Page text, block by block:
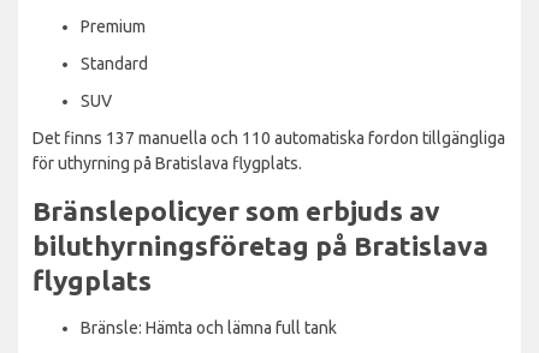
Premium
Standard
SUV
Det finns 137 manuella och 110 automatiska fordon tillgängliga
för uthyrning på Bratislava flygplats.
Bränslepolicyer som erbjuds av
biluthyrningsföretag på Bratislava
flygplats
Bränsle: Hämta och lämna full tank